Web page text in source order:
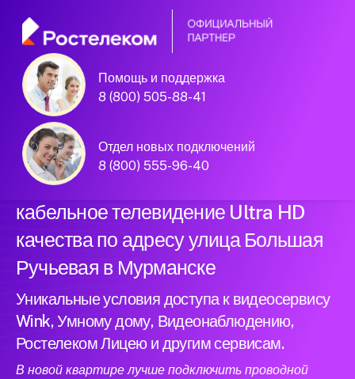
Помощь и поддержка
8 (800) 505-88-41
Отдел новых подключений
8 (800) 555-96-40
Официальный
партнер Ростелеком
Подключили новый интернет и
кабельное телевидение Ultra HD
качества по адресу улица Большая
Ручьевая в Мурманске
Уникальные условия доступа к видеосервису
Wink, Умному дому, Видеонаблюдению,
Ростелеком Лицею и другим сервисам.
В новой квартире лучше подключить проводной